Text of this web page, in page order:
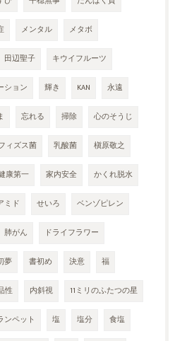
メンタル メタボ
田辺聖子 キウイフルーツ
ション 輝き KAN 永遠
忘れる 掃除 心のそうじ
ィズス菌 乳酸菌 槇原敬之
康第一 家内安全 かくれ脱水
ミド せいろ ベンゾピレン
肺がん ドライフラワー
夢 書初め 決意 福
性 内斜視 11ミリのふたつの星
ンペット 塩 塩分 食塩